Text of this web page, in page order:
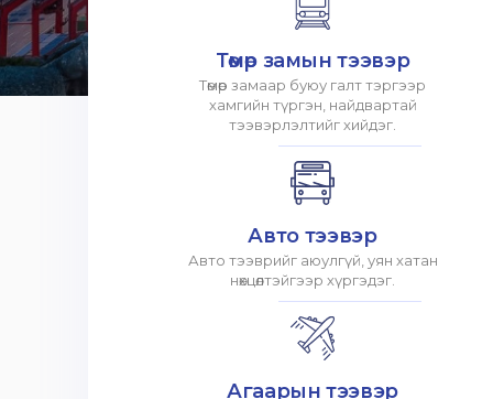
Төмөр замын тээвэр
Төмөр замаар буюу галт тэргээр
хамгийн түргэн, найдвартай
тээвэрлэлтийг хийдэг.
Авто тээвэр
Авто тээврийг аюулгүй, уян хатан
нөхцөлтэйгээр хүргэдэг.
Агаарын тээвэр